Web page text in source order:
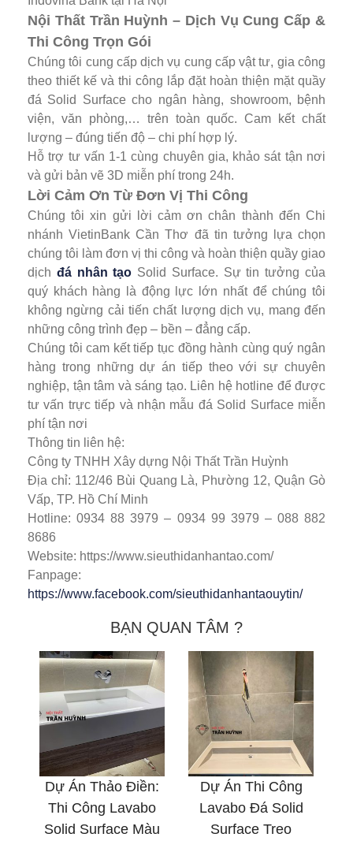
Nội Thất Trần Huỳnh – Dịch Vụ Cung Cấp &
Thi Công Trọn Gói
Chúng tôi cung cấp dịch vụ cung cấp vật tư, gia công
theo thiết kế và thi công lắp đặt hoàn thiện mặt quầy
đá Solid Surface cho ngân hàng, showroom, bệnh
viện, văn phòng,… trên toàn quốc. Cam kết chất
lượng – đúng tiến độ – chi phí hợp lý.
Hỗ trợ tư vấn 1-1 cùng chuyên gia, khảo sát tận nơi
và gửi bản vẽ 3D miễn phí trong 24h.
Lời Cảm Ơn Từ Đơn Vị Thi Công
Chúng tôi xin gửi lời cảm ơn chân thành đến Chi
nhánh VietinBank Cần Thơ đã tin tưởng lựa chọn
chúng tôi làm đơn vị thi công và hoàn thiện quầy giao
dịch đá nhân tạo Solid Surface. Sự tin tưởng của
quý khách hàng là động lực lớn nhất để chúng tôi
không ngừng cải tiến chất lượng dịch vụ, mang đến
những công trình đẹp – bền – đẳng cấp.
Chúng tôi cam kết tiếp tục đồng hành cùng quý ngân
hàng trong những dự án tiếp theo với sự chuyên
nghiệp, tận tâm và sáng tạo. Liên hệ hotline để được
tư vấn trực tiếp và nhận mẫu đá Solid Surface miễn
phí tận nơi
Thông tin liên hệ:
Công ty TNHH Xây dựng Nội Thất Trần Huỳnh
Địa chỉ: 112/46 Bùi Quang Là, Phường 12, Quận Gò
Vấp, TP. Hồ Chí Minh
Hotline: 0934 88 3979 – 0934 99 3979 – 088 882
8686
Website: https://www.sieuthidanhantao.com/
Fanpage:
https://www.facebook.com/sieuthidanhantaouytin/
BẠN QUAN TÂM ?
Dự Án Thảo Điền:
Thi Công Lavabo
Solid Surface Màu
Dự Án Thi Công
Lavabo Đá Solid
Surface Treo